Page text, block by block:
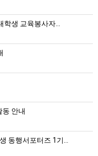
학생 교육봉사자…
안내
동행서포터즈 1기…